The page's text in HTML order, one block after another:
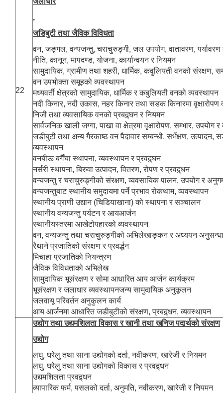
22
,
जडिबुटी तथा जैविक विविधता
वन, जङ्गल, वन्यजन्तु, चराचुरुङ्गी, जल उपयोग, वातावरण, पर्यावरण
नीति, कानून, मापदण्ड, योजना, कार्यान्वयन र नियमन
सामुदायिक, ग्रामीण तथा शहरी, धार्मिक, कवुलियती वनको संरक्षण,
वन उपभोक्ता समूहको व्यवस्थापन
मध्यवर्ती क्षेत्रको सामुदायिक, धार्मिक र कबुलियती वनको व्यवस्थापन
नदी किनार, नदी उकास, नहर किनार तथा सडक किनारमा वृक्षारोपण
निजी तथा व्यवसायिक वनको प्रबद्र्घन र नियमन
सार्वजनिक खाली जग्गा, पाखा वा क्षेत्रमा वृक्षारोपण, सम्भार, उपयोग
जडीबुटी तथा अन्य गैरकाष्ठ वन पैदावार सम्बन्धी, सर्भेक्षण,
व्यवस्थापन
वनबीऊ बगैँचा स्थापना, व्यवस्थापन र प्रवद्र्घन
नर्सरी स्थापना, बिरुवा उत्पादन, वितरण, रोपण र प्रवद्र्धन
वन्यजन्तु र चराचुरुङ्गीको संरक्षण, व्यवसायिक पालन, उपयोग र
वन्यजन्तुबाट स्थानीय समुदायमा पर्ने प्रभाव रोकथाम, व्यवस्थापन
स्थानीय प्राणी उद्यान (चिडियाखाना) को स्थापना र सञ्चालन
स्थानीय वन्यजन्तु पर्यटन र आयआर्जन
स्थानीयस्तरमा आखेटोपहारको व्यवस्थापन
वन, वन्यजन्तु तथा चराचुरुङ्गीको अभिलेखाङ्कन र अध्ययन
रैथाने प्रजातिको संरक्षण र प्रवर्द्धन
मिचाहा प्रजातिको नियन्त्रण
जैविक विविधताको अभिलेख
सामुदायिक भूसंरक्षण र सोमा आधारित आय आर्जन कार्यक्रम
भूसंरक्षण र जलाधार व्यवस्थापनजन्य सामुदायिक अनुकूलन
जलवायू परिवर्तन अनुकुलन कार्य
आय आर्जनमा आधारित जडीबुटीको संरक्षण, प्रबद्र्धन, व्यवस्थापन
उद्योग तथा उद्यमशिलता विकास र खानी तथा खनिज पदार्थको संरक्षण
उद्योग
लघु, घरेलु तथा साना उद्योगको दर्ता, नवीकरण, खारेजी र नियमन
लघु, घरेलु तथा साना उद्योगको विकास र प्रवद्र्धन
उद्यमशिलता प्रवद्र्धन
व्यापारिक फर्म, पसलको दर्ता, अनुमति, नवीकरण, खारेजी र नियमन